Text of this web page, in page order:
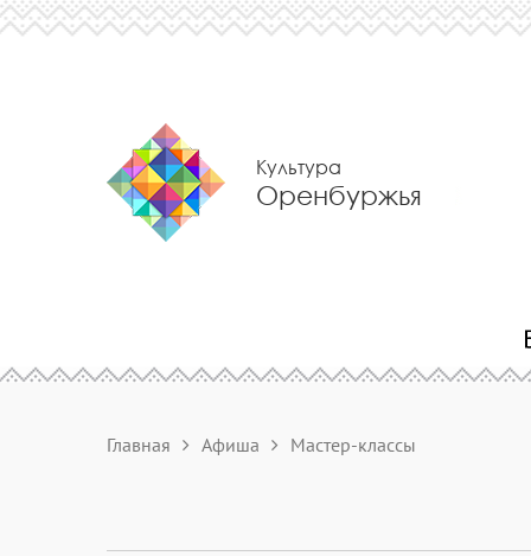
Культура
Оренбуржья
Главная Афиша Мастер-классы